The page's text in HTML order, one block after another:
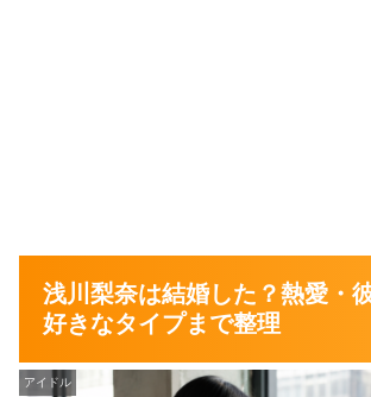
浅川梨奈は結婚した？熱愛・
好きなタイプまで整理
アイドル